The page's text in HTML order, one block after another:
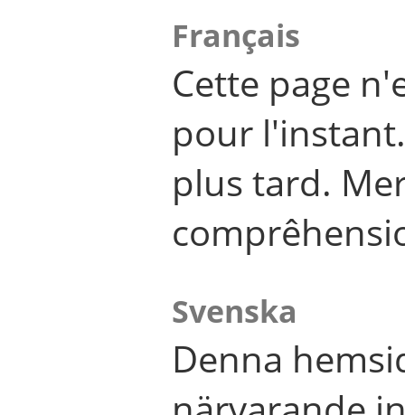
Français
Cette page
pour
plus tard.
Svenska
Denna